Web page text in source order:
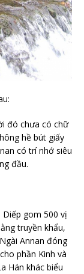
đó chưa có chữ
hề bút giấy
có trí nhớ siêu
đầu.
Diếp gom 500 vị
truyền khẩu,
Annan đóng
phần Kinh và
Hán khác biểu